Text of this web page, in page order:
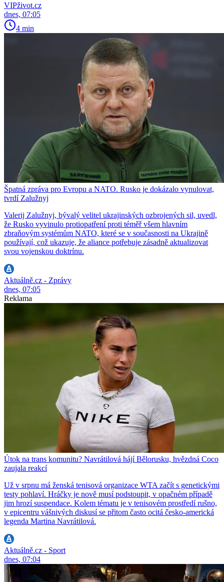
VIPživot.cz
dnes, 07:05
4 min
Špatná zpráva pro Evropu a NATO. Rusko je dokázalo vynulovat,
tvrdí Zalužnyj
Valerij Zalužnyj, bývalý velitel ukrajinských ozbrojených sil, uvedl,
že Rusko vyvinulo protiopatření proti téměř všem hlavním
zbraňovým systémům NATO, které se v současnosti na Ukrajině
používají, což ukazuje, že aliance potřebuje zásadně aktualizovat
svou vojenskou doktrínu.
Aktuálně.cz - Zprávy
dnes, 07:05
Reklama
Útok na trans komunitu? Navrátilová hájí Bělorusku, hvězdná Coco
zaujala reakcí
Už v srpnu má ženská tenisová organizace WTA začít s genetickými
testy pohlaví. Hráčky je nově musí podstoupit, v opačném případě
jim hrozí suspendace. Kolem tématu je v tenisovém prostředí rušno,
v epicentru vášnivých diskusí se přitom často ocitá česko-americká
legenda Martina Navrátilová.
Aktuálně.cz - Sport
dnes, 07:04